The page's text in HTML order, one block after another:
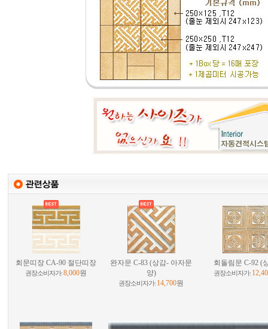
회문띠장 CA-90 절단띠장
권장소비자가:8,000원
완자문 C-83 (상감- 아자문
양)
권장소비자가: 14,700원
회돌림문 C-92 (
권장소비자가: